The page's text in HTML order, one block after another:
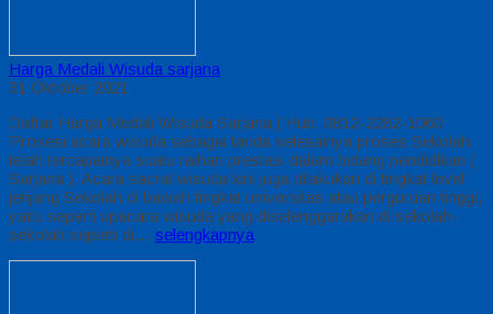
Harga Medali Wisuda sarjana
31 Oktober 2021
Daftar Harga Medali Wisuda Sarjana | Hub. 0812-2282-1060
Prosesi acara wisuda sebagai tanda selesainya proses Sekolah
telah tercapainya suatu raihan prestasi dalam bidang pendidikan (
Sarjana ). Acara sacral wisuda kini juga dilakukan di tingkat level
jenjang Sekolah di bawah tingkat universitas atau perguruan tinggi,
yaitu seperti upacara wisuda yang diselenggarakan di sekolah-
sekolah seperti di… selengkapnya